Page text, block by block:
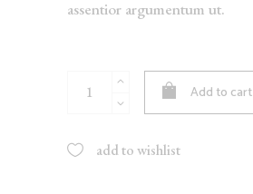
assentior argumentum ut.
Loafers
Add to cart
add to wishlist